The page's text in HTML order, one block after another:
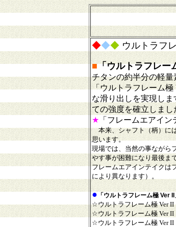
◆◆◆ ウルトラフ
■「ウルトラフレー
チタンの約半分の軽
「ウルトラフレーム
な滑り出しを実現し
ての強度を確立しまし
★ 「フレームエアイ
本来、シャフト（柄）に
思います。
現場では、当然の事ながら
やす事が困難になり最後ま
フレームエアインテイクは
により異なります）。
● 「ウルトラフレーム極 Ver
☆ウルトラフレーム極 Ver
☆ウルトラフレーム極 Ver
☆ウルトラフレーム極 Ver